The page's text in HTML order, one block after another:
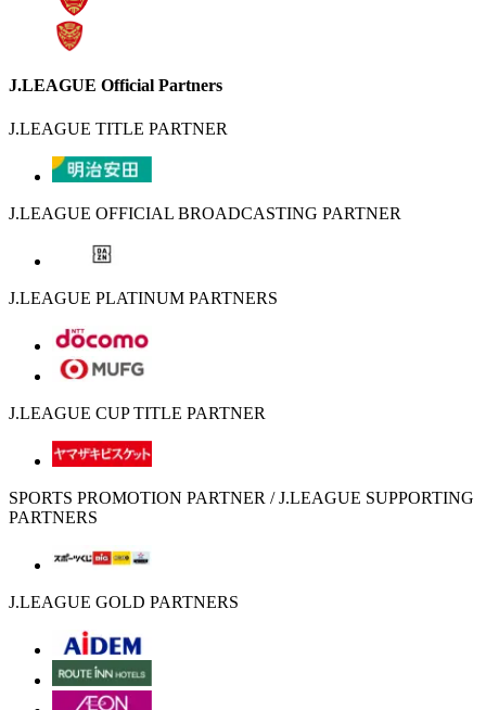
J.LEAGUE Official Partners
J.LEAGUE TITLE PARTNER
J.LEAGUE OFFICIAL BROADCASTING PARTNER
J.LEAGUE PLATINUM PARTNERS
J.LEAGUE CUP TITLE PARTNER
SPORTS PROMOTION PARTNER / J.LEAGUE SUPPORTING
PARTNERS
J.LEAGUE GOLD PARTNERS